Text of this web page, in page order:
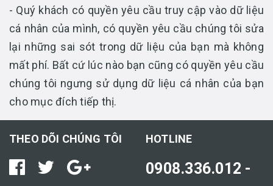
- Quý khách có quyền yêu cầu truy cập vào dữ liệu
cá nhân của mình, có quyền yêu cầu chúng tôi sửa
lại những sai sót trong dữ liệu của bạn mà không
mất phí. Bất cứ lúc nào bạn cũng có quyền yêu cầu
chúng tôi ngưng sử dụng dữ liệu cá nhân của bạn
cho mục đích tiếp thị.
THEO DÕI CHÚNG TÔI HOTLINE
0908.336.012 -